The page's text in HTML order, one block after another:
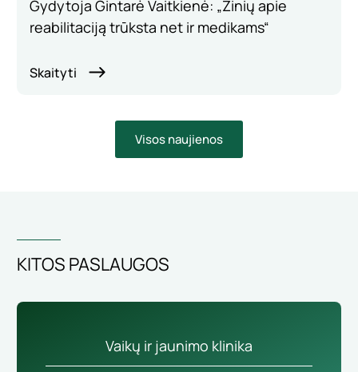
Gydytoja Gintarė Vaitkienė: „Žinių apie
reabilitaciją trūksta net ir medikams“
Skaityti
Visos naujienos
KITOS PASLAUGOS
Vaikų ir jaunimo klinika